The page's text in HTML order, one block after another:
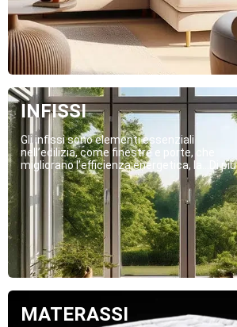
INFISSI
Gli infissi sono elementi essenziali
nell’edilizia, come finestre e porte, che
migliorano l’efficienza energetica, la...Di più
MATERASSI